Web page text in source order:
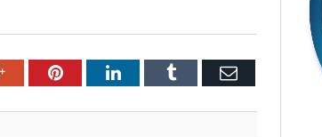
Google+PinterestLinkedInTumblr Email